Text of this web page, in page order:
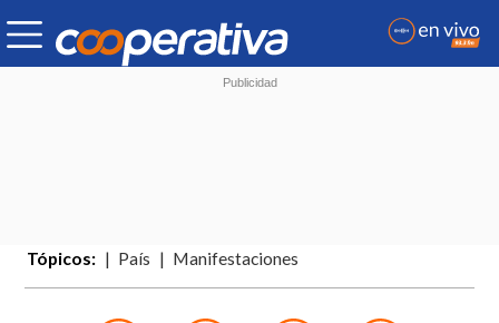
Tópicos: País Manifestaciones